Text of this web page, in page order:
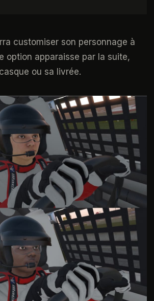
customiser son personnage à
option apparaisse par la suite,
ou sa livrée.